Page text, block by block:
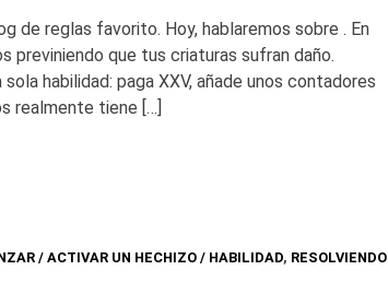
de reglas favorito. Hoy, hablaremos sobre . En
previniendo que tus criaturas sufran daño.
habilidad: paga XXV, añade unos contadores
realmente tiene […]
/ ACTIVAR UN HECHIZO / HABILIDAD, RESOLVIENDO